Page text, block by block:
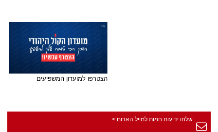
הצטרפו למועדון המשפיעים
שלחו ידיעות חמות למייל האדום >